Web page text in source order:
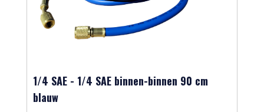
1/4 SAE - 1/4 SAE binnen-binnen 90 cm
blauw